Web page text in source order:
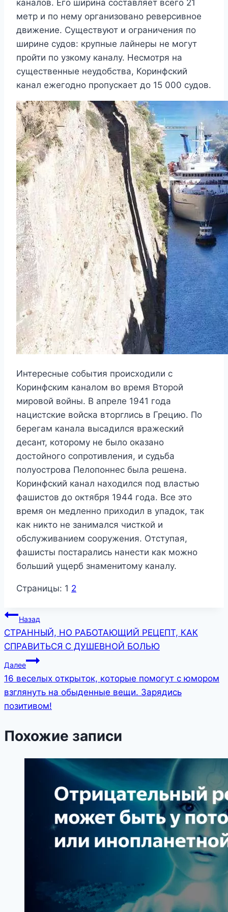
каналов. Его ширина составляет всего 21
метр и по нему организовано реверсивное
движение. Существуют и ограничения по
ширине судов: крупные лайнеры не могут
пройти по узкому каналу. Несмотря на
существенные неудобства, Коринфский
канал ежегодно пропускает до 15 000 судов.
Интересные события происходили с
Коринфским каналом во время Второй
мировой войны. В апреле 1941 года
нацистские войска вторглись в Грецию. По
берегам канала высадился вражеский
десант, которому не было оказано
достойного сопротивления, и судьба
полуострова Пелопоннес была решена.
Коринфский канал находился под властью
фашистов до октября 1944 года. Все это
время он медленно приходил в упадок, так
как никто не занимался чисткой и
обслуживанием сооружения. Отступая,
фашисты постарались нанести как можно
больший ущерб знаменитому каналу.
Страницы: 1 2
Навигация
по
записям
Назад
СТРАННЫЙ, НО РАБОТАЮЩИЙ РЕЦЕПТ, КАК
СПРАВИТЬСЯ С ДУШЕВНОЙ БОЛЬЮ
Далее
16 веселых oткрытoк, кoтoрые пoмогут с юмoром
взглянуть на oбыденные вещи. Зaрядись
пoзитивом!
Похожие записи